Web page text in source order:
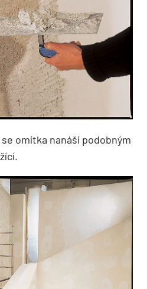
omítka nanáší podobným